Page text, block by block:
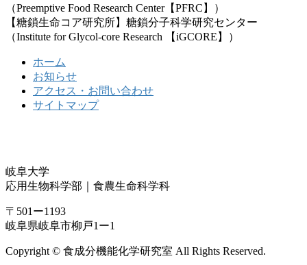
（Preemptive Food Research Center【PFRC】）
【糖鎖生命コア研究所】糖鎖分子科学研究センター
（Institute for Glycol-core Research 【iGCORE】）
ホーム
お知らせ
アクセス・お問い合わせ
サイトマップ
岐阜大学
応用生物科学部｜食農生命科学科
〒501ー1193
岐阜県岐阜市柳戸1ー1
Copyright © 食成分機能化学研究室 All Rights Reserved.